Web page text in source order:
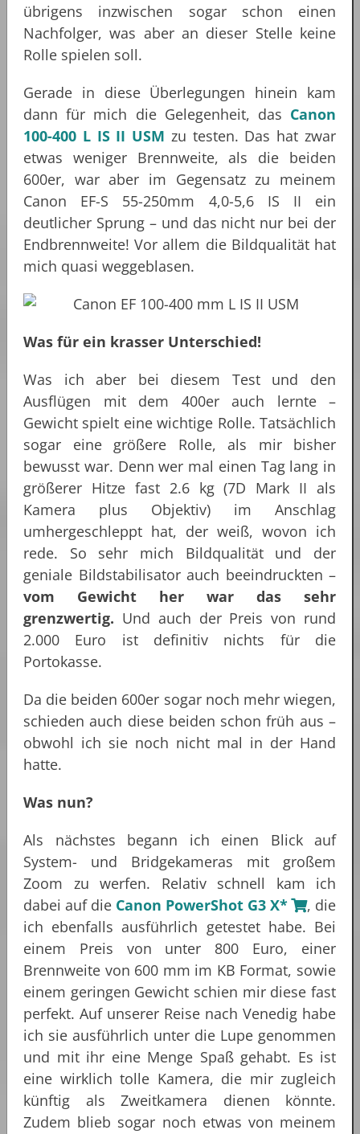
übrigens inzwischen sogar schon einen
Nachfolger, was aber an dieser Stelle keine
Rolle spielen soll.
Gerade in diese Überlegungen hinein kam
dann für mich die Gelegenheit, das Canon
100-400 L IS II USM zu testen. Das hat zwar
etwas weniger Brennweite, als die beiden
600er, war aber im Gegensatz zu meinem
Canon EF-S 55-250mm 4,0-5,6 IS II ein
deutlicher Sprung – und das nicht nur bei der
Endbrennweite! Vor allem die Bildqualität hat
mich quasi weggeblasen.
Was für ein krasser Unterschied!
Was ich aber bei diesem Test und den
Ausflügen mit dem 400er auch lernte –
Gewicht spielt eine wichtige Rolle. Tatsächlich
sogar eine größere Rolle, als mir bisher
bewusst war. Denn wer mal einen Tag lang in
größerer Hitze fast 2.6 kg (7D Mark II als
Kamera plus Objektiv) im Anschlag
umhergeschleppt hat, der weiß, wovon ich
rede. So sehr mich Bildqualität und der
geniale Bildstabilisator auch beeindruckten –
vom Gewicht her war das sehr
grenzwertig. Und auch der Preis von rund
2.000 Euro ist definitiv nichts für die
Portokasse.
Da die beiden 600er sogar noch mehr wiegen,
schieden auch diese beiden schon früh aus –
obwohl ich sie noch nicht mal in der Hand
hatte.
Was nun?
Als nächstes begann ich einen Blick auf
System- und Bridgekameras mit großem
Zoom zu werfen. Relativ schnell kam ich
dabei auf die Canon PowerShot G3 X*
, die
ich ebenfalls ausführlich getestet habe. Bei
einem Preis von unter 800 Euro, einer
Brennweite von 600 mm im KB Format, sowie
einem geringen Gewicht schien mir diese fast
perfekt. Auf unserer Reise nach Venedig habe
ich sie ausführlich unter die Lupe genommen
und mit ihr eine Menge Spaß gehabt. Es ist
eine wirklich tolle Kamera, die mir zugleich
künftig als Zweitkamera dienen könnte.
Zudem blieb sogar noch etwas von meinem